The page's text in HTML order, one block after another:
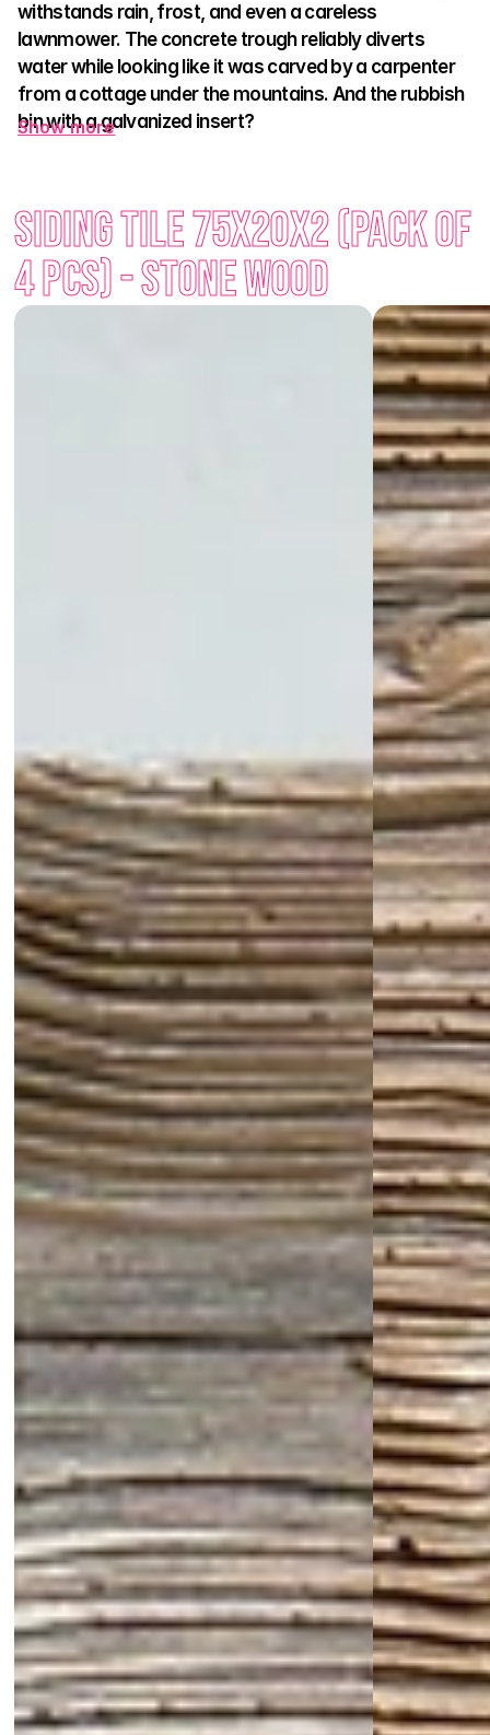
withstands rain, frost, and even a careless
lawnmower. The concrete trough reliably diverts
water while looking like it was carved by a carpenter
from a cottage under the mountains. And the rubbish
bin with a galvanized insert?
legged rascals. Thanks to the faithful imitation of old wood
with patina and knots, all elements appear authentic and
natural, yet they are completely maintenance-free and
durable.
You can fine-tune every corner with them – if you want even
the trough to have style. Stone Wood – when it shouldn't fall
Show more
Siding Tile 75x20x2 (pack of
4 pcs) - Stone Wood